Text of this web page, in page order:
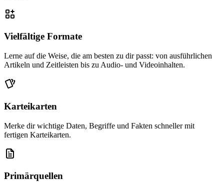
Vielfältige Formate
Lerne auf die Weise, die am besten zu dir passt: von ausführlichen
Artikeln und Zeitleisten bis zu Audio- und Videoinhalten.
Karteikarten
Merke dir wichtige Daten, Begriffe und Fakten schneller mit
fertigen Karteikarten.
Primärquellen